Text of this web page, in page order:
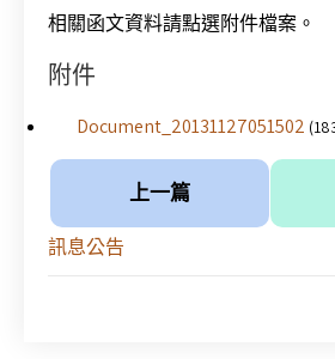
相關函文資料請點選附件檔案。
附件
Document_20131127051502
上一篇
訊息公告